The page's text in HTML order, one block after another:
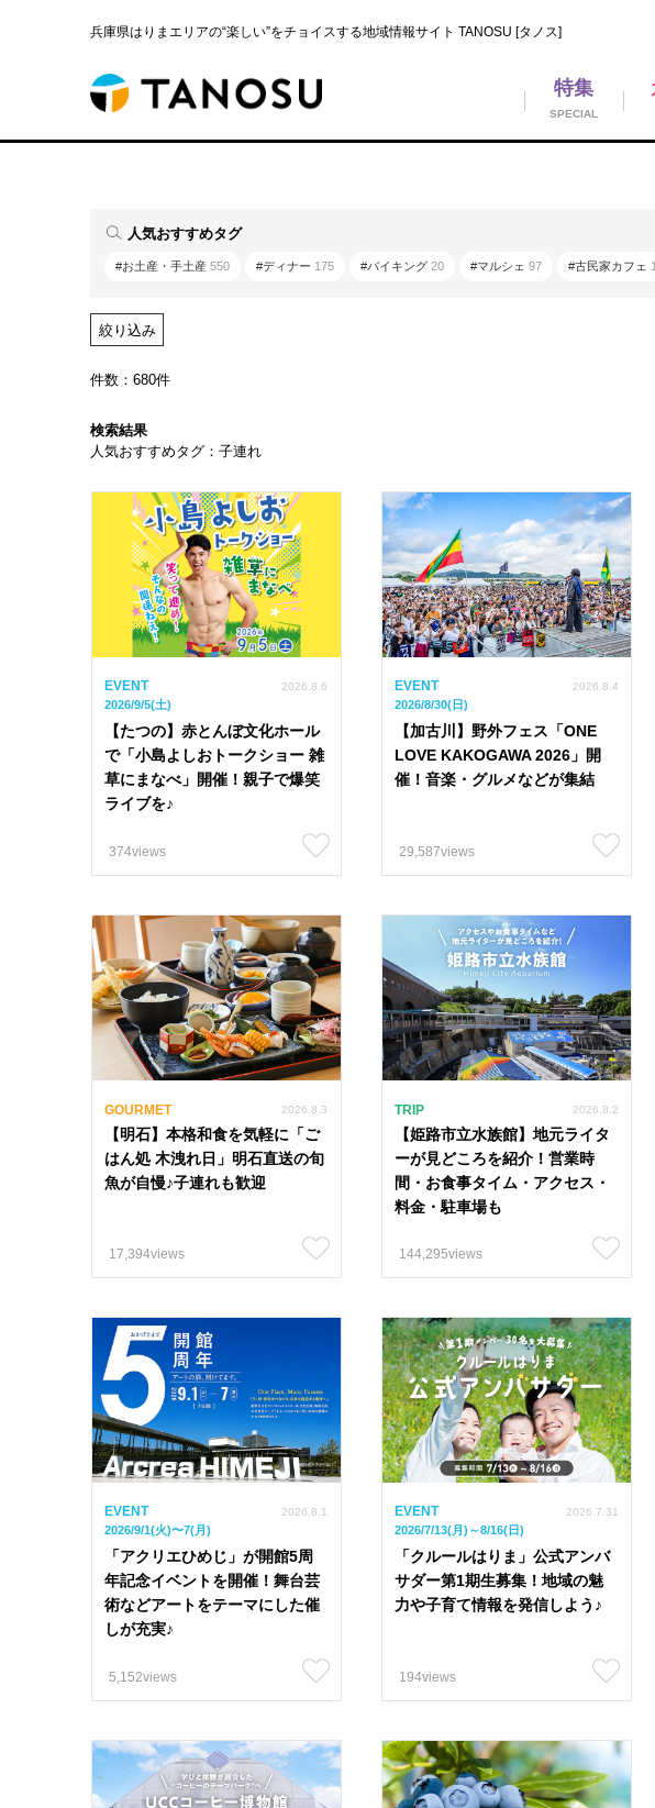
兵庫県はりまエリアの“楽しい”をチョイスする地域情報サイト TANOSU [タノス]
特集
SPECIAL
人気おすすめタグ
#お土産・手土産 550 #ディナー 175 #バイキング 20 #マルシェ 97 #古民家カフェ
絞り込み
件数：680件
検索結果
人気おすすめタグ：子連れ
EVENT
2026/9/5(土)
【たつの】赤とんぼ文化ホール
で「小島よしおトークショー 雑
草にまなべ」開催！親子で爆笑
ライブを♪
2026.8.6
374views
EVENT
2026/8/30(日)
【加古川】野外フェス「ONE
LOVE KAKOGAWA 2026」開
催！音楽・グルメなどが集結
2026.8.4
29,587views
GOURMET
【明石】本格和食を気軽に「ご
はん処 木洩れ日」明石直送の旬
魚が自慢♪子連れも歓迎
2026.8.3
17,394views
TRIP
【姫路市立水族館】地元ライタ
ーが見どころを紹介！営業時
間・お食事タイム・アクセス・
料金・駐車場も
2026.8.2
144,295views
EVENT
2026/9/1(火)〜7(月)
「アクリエひめじ」が開館5周
年記念イベントを開催！舞台芸
術などアートをテーマにした催
しが充実♪
2026.8.1
5,152views
EVENT
2026/7/13(月)～8/16(日)
「クルールはりま」公式アンバ
サダー第1期生募集！地域の魅
力や子育て情報を発信しよう♪
2026.7.31
194views